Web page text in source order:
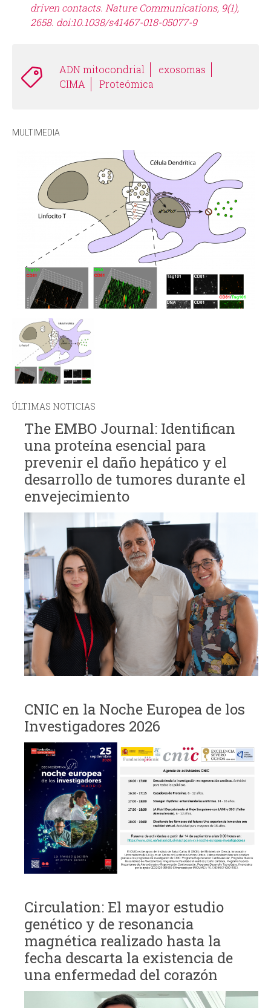
driven contacts. Nature Communications, 9(1),
2658. doi:10.1038/s41467-018-05077-9
ADN mitocondrial
exosomas
CIMA
Proteómica
MULTIMEDIA
ÚLTIMAS NOTICIAS
The EMBO Journal: Identifican
una proteína esencial para
prevenir el daño hepático y el
desarrollo de tumores durante el
envejecimiento
CNIC en la Noche Europea de los
Investigadores 2026
Circulation: El mayor estudio
genético y de resonancia
magnética realizado hasta la
fecha descarta la existencia de
una enfermedad del corazón